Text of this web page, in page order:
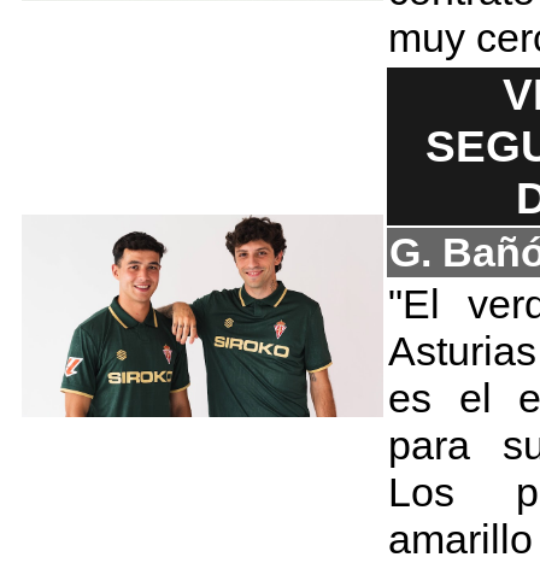
muy
G.
"El
es el
para
Los
amarillo